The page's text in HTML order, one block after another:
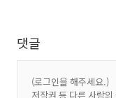
댓글